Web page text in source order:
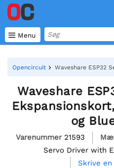
 Menu
Opencircuit Waveshare ESP32
Waveshare
og
Varenummer 21593
Servo Driver with
Skrive